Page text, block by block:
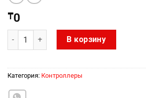
₸0
Количество товара DS-D42C04-N
В корзину
Категория: Контроллеры